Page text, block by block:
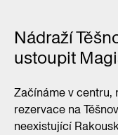
Nádraží
ustoupit
Začínáme v centru,
rezervace na
neexistující